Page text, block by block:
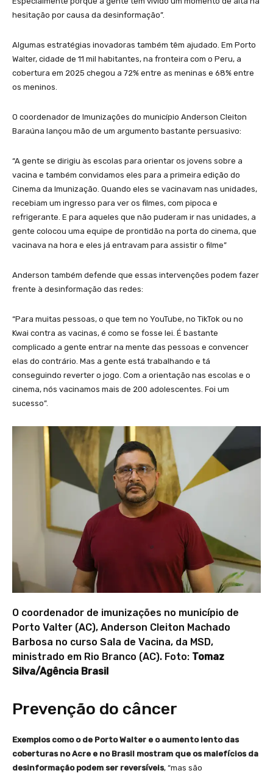
hesitação por causa da desinformação”.
Algumas estratégias inovadoras também têm ajudado. Em Porto
Walter, cidade de 11 mil habitantes, na fronteira com o Peru, a
cobertura em 2025 chegou a 72% entre as meninas e 68% entre
os meninos.
O coordenador de Imunizações do município Anderson Cleiton
Baraúna lançou mão de um argumento bastante persuasivo:
“A gente se dirigiu às escolas para orientar os jovens sobre a
vacina e também convidamos eles para a primeira edição do
Cinema da Imunização. Quando eles se vacinavam nas unidades,
recebiam um ingresso para ver os filmes, com pipoca e
refrigerante. E para aqueles que não puderam ir nas unidades, a
gente colocou uma equipe de prontidão na porta do cinema, que
vacinava na hora e eles já entravam para assistir o filme”
Anderson também defende que essas intervenções podem fazer
frente à desinformação das redes:
“Para muitas pessoas, o que tem no YouTube, no TikTok ou no
Kwai contra as vacinas, é como se fosse lei. É bastante
complicado a gente entrar na mente das pessoas e convencer
elas do contrário. Mas a gente está trabalhando e tá
conseguindo reverter o jogo. Com a orientação nas escolas e o
cinema, nós vacinamos mais de 200 adolescentes. Foi um
sucesso”.
O coordenador de imunizações no município de
Porto Valter (AC), Anderson Cleiton Machado
Barbosa no curso Sala de Vacina, da MSD,
ministrado em Rio Branco (AC). Foto: Tomaz
Silva/Agência Brasil
Prevenção do câncer
Exemplos como o de Porto Walter e o aumento lento das
coberturas no Acre e no Brasil mostram que os malefícios da
desinformação podem ser reversíveis, “mas são